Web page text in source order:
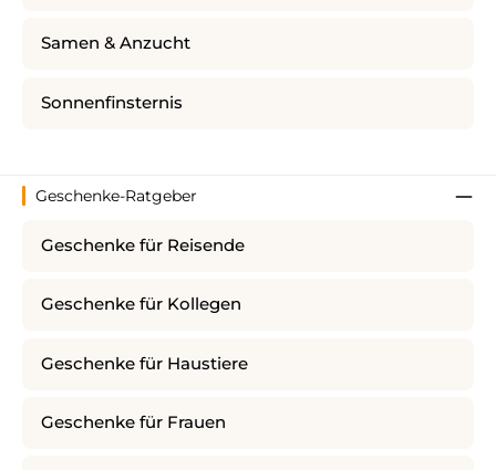
Samen & Anzucht
Sonnenfinsternis
Geschenke-Ratgeber
Geschenke für Reisende
Geschenke für Kollegen
Geschenke für Haustiere
Geschenke für Frauen